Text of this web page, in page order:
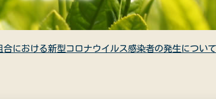
合における新型コロナウイルス感染者の発生について